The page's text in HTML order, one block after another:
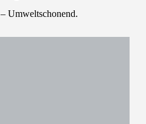
– Umweltschonend.